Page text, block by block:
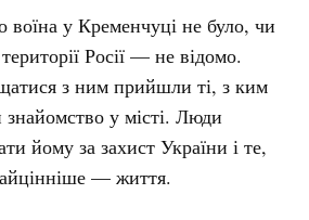
воїна у Кременчуці не було, чи
Росії — не відомо.
з ним прийшли ті, з ким
знайомство у місті. Люди
йому за захист України і те,
— життя.